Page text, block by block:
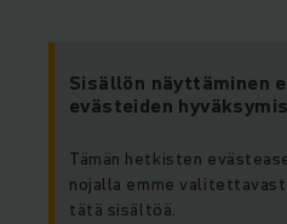
Sisällön näyttäminen
evästeiden
Tämän hetkisten
nojalla emme
tätä sisältöä.